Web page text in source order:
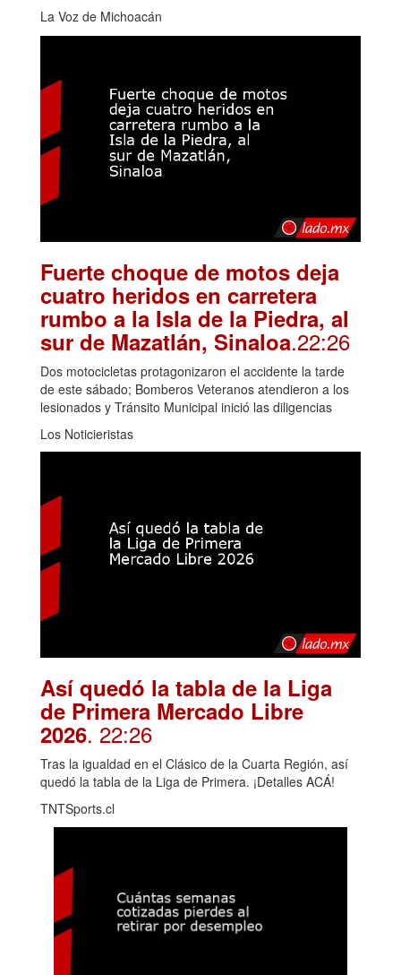
La Voz de Michoacán
Fuerte choque de motos deja
cuatro heridos en carretera
rumbo a la Isla de la Piedra, al
sur de Mazatlán, Sinaloa.22:26
Dos motocicletas protagonizaron el accidente la tarde
de este sábado; Bomberos Veteranos atendieron a los
lesionados y Tránsito Municipal inició las diligencias
Los Noticieristas
Así quedó la tabla de la Liga
de Primera Mercado Libre
2026. 22:26
Tras la igualdad en el Clásico de la Cuarta Región, así
quedó la tabla de la Liga de Primera. ¡Detalles ACÁ!
TNTSports.cl